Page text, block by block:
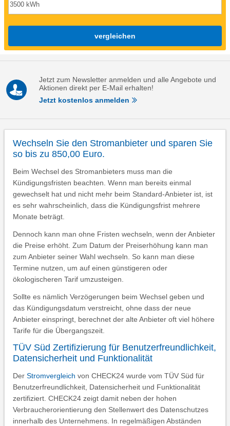
vergleichen
Jetzt zum Newsletter anmelden und alle Angebote und
Aktionen direkt per E-Mail erhalten!
Jetzt kostenlos anmelden
Wechseln Sie den Stromanbieter und sparen Sie
so bis zu 850,00 Euro.
Beim Wechsel des Stromanbieters muss man die
Kündigungsfristen beachten. Wenn man bereits einmal
gewechselt hat und nicht mehr beim Standard-Anbieter ist, ist
es sehr wahrscheinlich, dass die Kündigungsfrist mehrere
Monate beträgt.
Dennoch kann man ohne Fristen wechseln, wenn der Anbieter
die Preise erhöht. Zum Datum der Preiserhöhung kann man
zum Anbieter seiner Wahl wechseln. So kann man diese
Termine nutzen, um auf einen günstigeren oder
ökologischeren Tarif umzusteigen.
Sollte es nämlich Verzögerungen beim Wechsel geben und
das Kündigungsdatum verstreicht, ohne dass der neue
Anbieter einspringt, berechnet der alte Anbieter oft viel höhere
Tarife für die Übergangszeit.
TÜV Süd Zertifizierung für Benutzerfreundlichkeit,
Datensicherheit und Funktionalität
Der Stromvergleich von CHECK24 wurde vom TÜV Süd für
Benutzerfreundlichkeit, Datensicherheit und Funktionalität
zertifiziert. CHECK24 zeigt damit neben der hohen
Verbraucherorientierung den Stellenwert des Datenschutzes
innerhalb des Unternehmens. In regelmäßigen Abständen